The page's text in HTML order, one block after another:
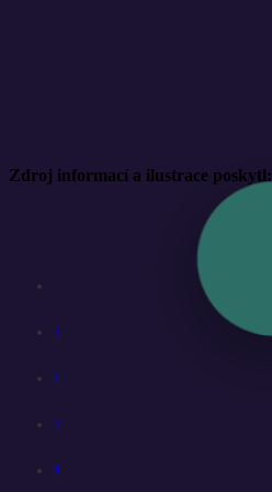
Zdroj informací a ilustrace poskytl:
1
2
3
4